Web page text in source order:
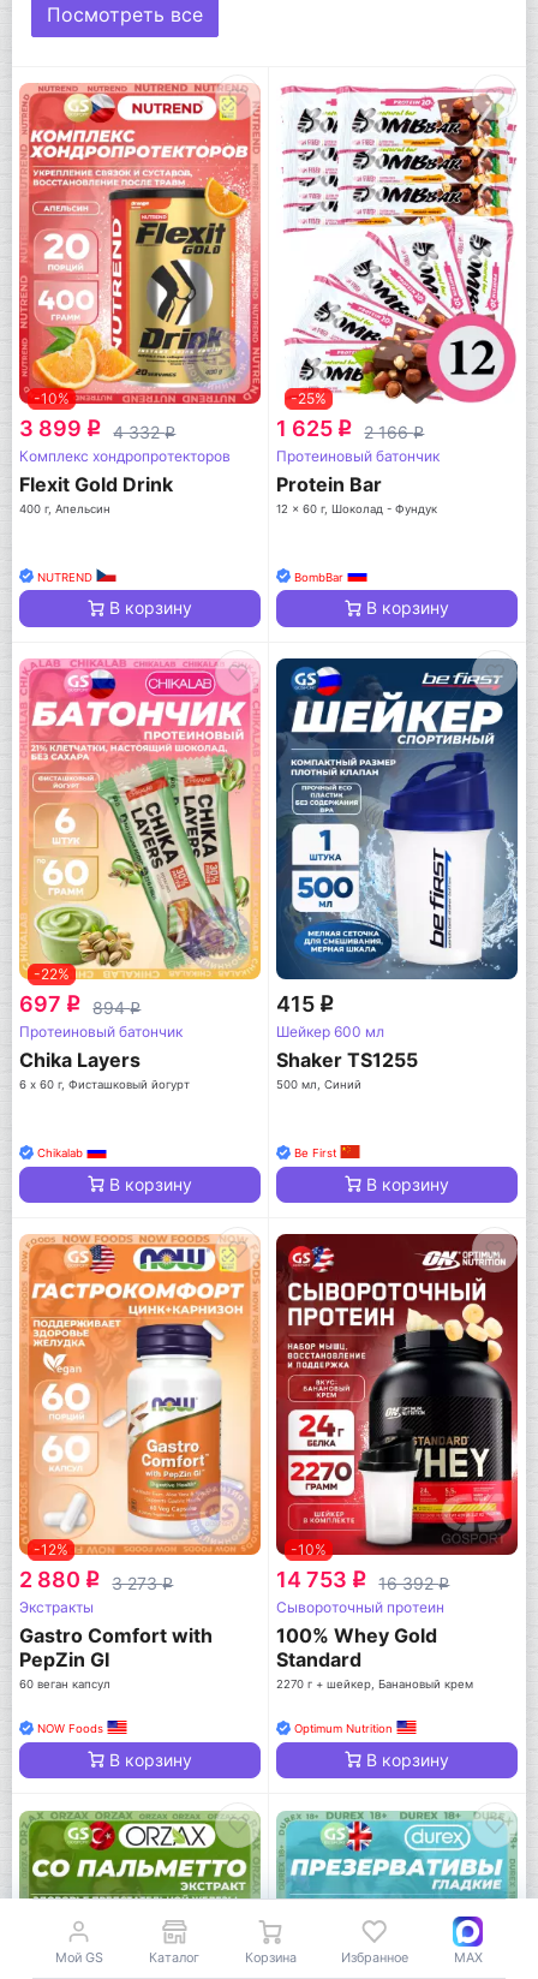
Посмотреть все
-10%
3 899 q 4 332q
Комплекс хондропротекторов
Flexit Gold Drink
400 г, Апельсин
NUTREND
В корзину
-25%
1 625 q 2 166q
Протеиновый батончик
Protein Bar
12 x 60 г, Шоколад - Фундук
BombBar
В корзину
-22%
697 q 894q
Протеиновый батончик
Chika Layers
6 х 60 г, Фисташковый йогурт
Chikalab
В корзину
415 q
Шейкер 600 мл
Shaker TS1255
500 мл, Синий
Be First
В корзину
-12%
2 880 q 3 273q
Экстракты
Gastro Comfort with
PepZin GI
60 веган капсул
NOW Foods
В корзину
-10%
14 753 q 16 392q
Сывороточный протеин
100% Whey Gold
Standard
2270 г + шейкер, Банановый крем
Optimum Nutrition
В корзину
Мой GS Каталог Корзина Избранное MAX